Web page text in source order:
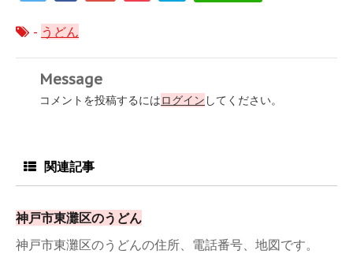
- うどん
Message
コメントを投稿するにはログイン してください。
関連記事
神戸市東灘区のうどん
神戸市東灘区のうどんの住所、電話番号、地図です。